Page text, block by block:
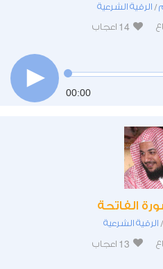
/ الرقية الشرعية
14 اعجاب
00:00
الفاتحة
/ الرقية الشرعية
13 اعجاب